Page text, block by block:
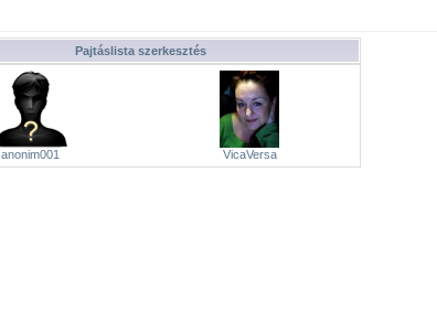
Pajtáslista szerkesztés
anonim001 VicaVersa